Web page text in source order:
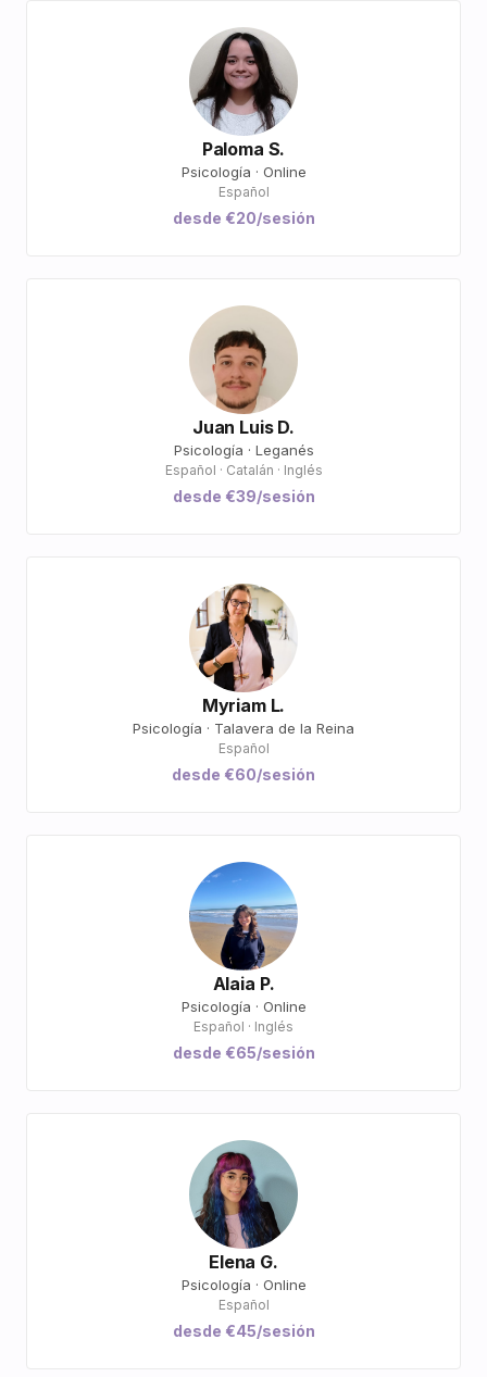
Paloma S.
Psicología · Online
Español
desde €20/sesión
Juan Luis D.
Psicología · Leganés
Español · Catalán · Inglés
desde €39/sesión
Myriam L.
Psicología · Talavera de la Reina
Español
desde €60/sesión
Alaia P.
Psicología · Online
Español · Inglés
desde €65/sesión
Elena G.
Psicología · Online
Español
desde €45/sesión